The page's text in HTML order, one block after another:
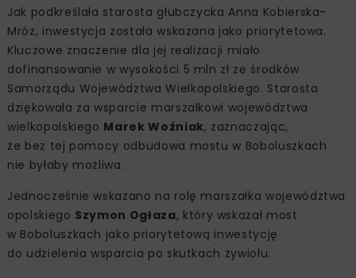
Jak podkreślała starosta głubczycka Anna Kobierska-
Mróz, inwestycja została wskazana jako priorytetowa.
Kluczowe znaczenie dla jej realizacji miało
dofinansowanie w wysokości 5 mln zł ze środków
Samorządu Województwa Wielkopolskiego. Starosta
dziękowała za wsparcie marszałkowi województwa
wielkopolskiego Marek Woźniak, zaznaczając,
że bez tej pomocy odbudowa mostu w Boboluszkach
nie byłaby możliwa.
Jednocześnie wskazano na rolę marszałka województwa
opolskiego Szymon Ogłaza, który wskazał most
w Boboluszkach jako priorytetową inwestycję
do udzielenia wsparcia po skutkach żywiołu.